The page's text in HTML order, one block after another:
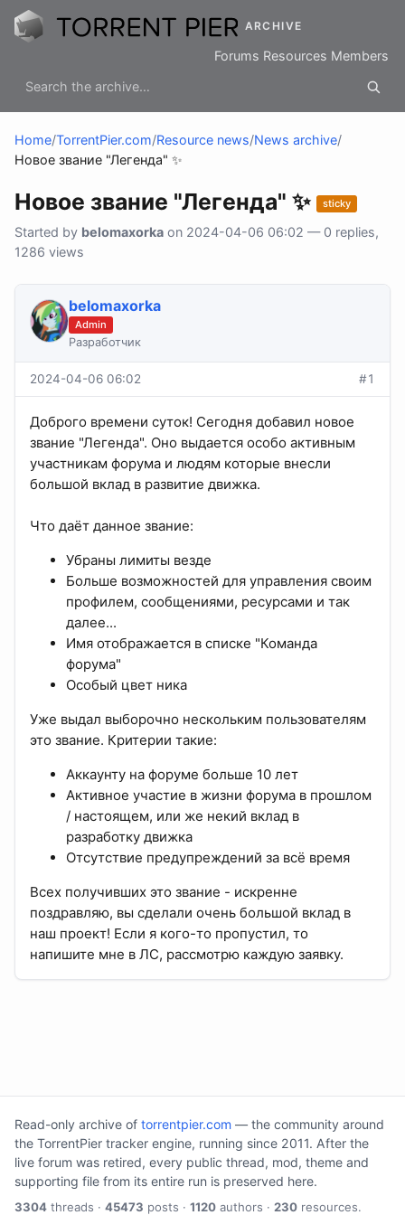
ARCHIVE
Forums Resources Members
Home/TorrentPier.com/Resource news/News archive/
Новое звание "Легенда" ✨
Новое звание "Легенда" ✨ sticky
Started by belomaxorka on 2024-04-06 06:02 — 0 replies,
1286 views
belomaxorka
Admin
Разработчик
2024-04-06 06:02 #1
Доброго времени суток! Сегодня добавил новое
звание "Легенда". Оно выдается особо активным
участникам форума и людям которые внесли
большой вклад в развитие движка.
Что даёт данное звание:
Убраны лимиты везде
Больше возможностей для управления своим
профилем, сообщениями, ресурсами и так
далее...
Имя отображается в списке "Команда
форума"
Особый цвет ника
Уже выдал выборочно нескольким пользователям
это звание. Критерии такие:
Аккаунту на форуме больше 10 лет
Активное участие в жизни форума в прошлом
/ настоящем, или же некий вклад в
разработку движка
Отсутствие предупреждений за всё время
Всех получивших это звание - искренне
поздравляю, вы сделали очень большой вклад в
наш проект! Если я кого-то пропустил, то
напишите мне в ЛС, рассмотрю каждую заявку.
Read-only archive of torrentpier.com — the community around
the TorrentPier tracker engine, running since 2011. After the
live forum was retired, every public thread, mod, theme and
supporting file from its entire run is preserved here.
3304 threads · 45473 posts · 1120 authors · 230 resources.